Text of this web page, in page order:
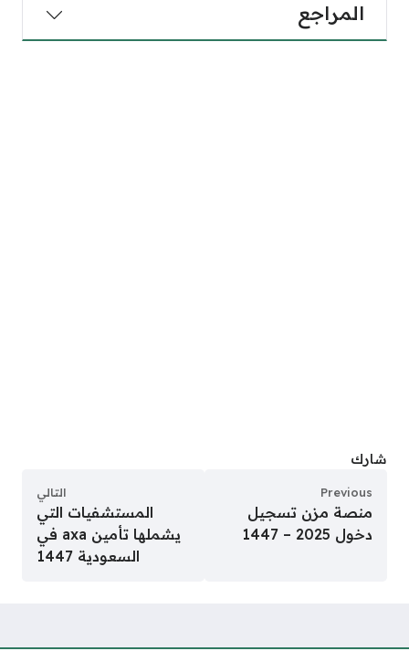
المراجع
شارك
Previous
منصة مزن تسجيل
دخول 2025 – 1447
التالي
المستشفيات التي
يشملها تأمين axa في
السعودية 1447